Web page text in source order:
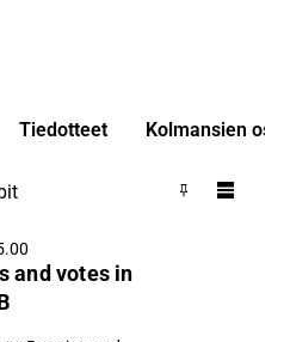
Tiedotteet Kolmansien
and votes in